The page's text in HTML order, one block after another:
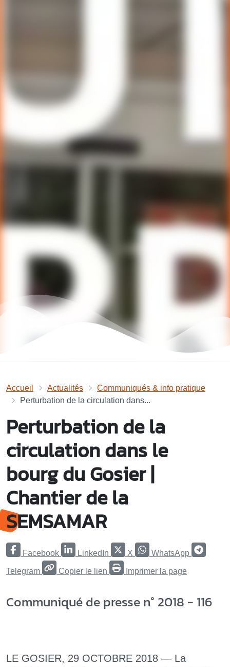
Accueil Actualités
Communiqués & info pratique
Perturbation de la circulation dans...
Perturbation de la
circulation dans le
bourg du Gosier |
Chantier de la
SEMSAMAR
Facebook LinkedIn X WhatsApp
Telegram Copier le lien Imprimer la page
Communiqué de presse n° 2018 - 116
LE GOSIER, 29 OCTOBRE 2018 — La